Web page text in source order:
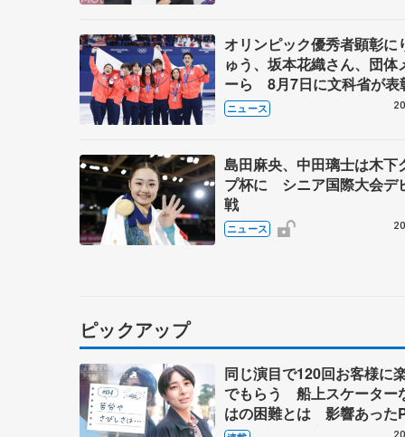
オリンピック優秀者顕彰に
ゅう、坂本花織さん、団体
ーら 8月7日に文科省が表
ブルーノ・マルコット、中
らコーチも
ニュース
島田麻央、中田璃士は木下
プ杯に シニア国際大会デ
戦
ニュース
ピックアップ
同じ演目で120回お客様に
でもらう 船上スケーター
はの困難とは 影響あった